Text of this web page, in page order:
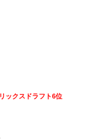
ックスドラフト6位